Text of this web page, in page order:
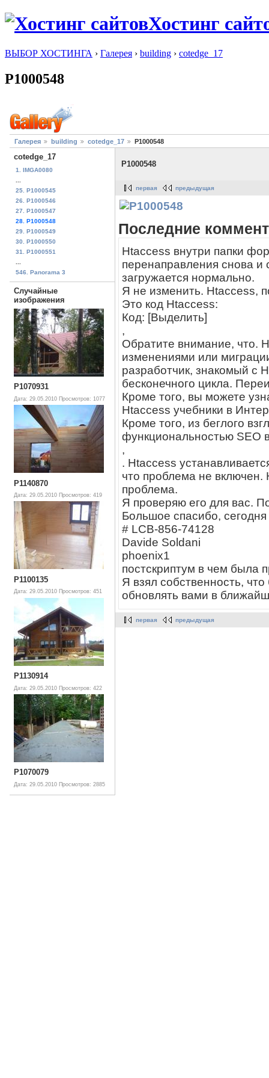
Хостинг
ВЫБОР ХОСТИНГА › Галерея › building › cotedge_17
P1000548
Галерея building cotedge_17 P1000548
cotedge_17
1. IMGA0080
...
25. P1000545
26. P1000546
27. P1000547
28. P1000548
29. P1000549
30. P1000550
31. P1000551
...
546. Panorama 3
Случайные
изображения
P1070931
Дата: 29.05.2010 Просмотров: 1077
P1140870
Дата: 29.05.2010 Просмотров: 419
P1100135
Дата: 29.05.2010 Просмотров: 451
P1130914
Дата: 29.05.2010 Просмотров: 422
P1070079
Дата: 29.05.2010 Просмотров: 2885
P1000548
первая предыдущая
Последние
Htaccess внутри папки
перенаправления снова
загружается нормально.
Я не изменить. Htaccess,
Это код Htaccess:
Код: [Выделить]
,
Обратите внимание, что.
изменениями или
разработчик, знакомый с
бесконечного цикла.
Кроме того, вы можете
Htaccess учебники в
Кроме того, из беглого
функциональностью SEO
,
. Htaccess
что проблема не включен.
проблема.
Я проверяю его для вас.
Большое спасибо,
# LCB-856-74128
Davide Soldani
phoenix1
постскриптум в чем была
Я взял собственность,
обновлять вами в
первая предыдущая